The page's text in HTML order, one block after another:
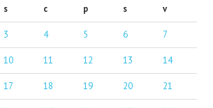
s c p s v
3 4 5 6 7
10 11 12 13 14
17 18 19 20 21